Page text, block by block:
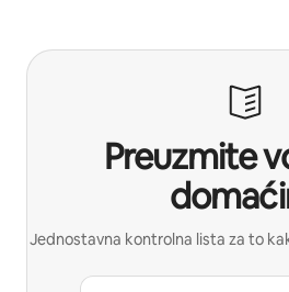
Preuzmite
Jednostavna kontrolna lista za to